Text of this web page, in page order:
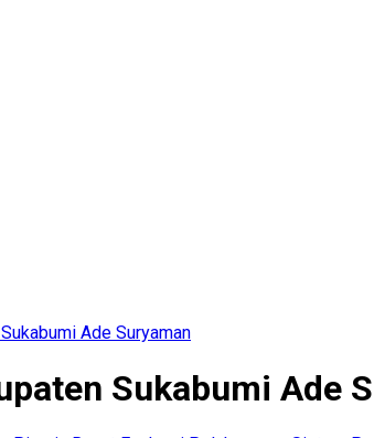
Ade Suryaman
Sukabumi Ade